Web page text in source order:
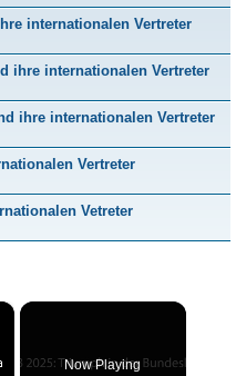
internationalen Vertreter
ihre internationalen Vertreter
ihre internationalen Vertreter
Vertreter
Vetreter
×
Now Playing